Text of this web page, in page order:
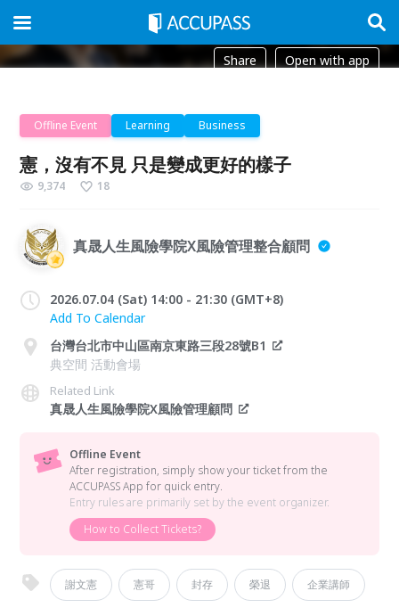
Share Open with app
Offline Event Learning Business
憲，沒有不見 只是變成更好的樣子
9,374 18
真晟人生風險學院X風險管理整合顧問
2026.07.04 (Sat) 14:00 - 21:30 (GMT+8)
Add To Calendar
台灣台北市中山區南京東路三段28號B1
典空間 活動會場
Related Link
真晟人生風險學院X風險管理顧問
Offline Event
After registration, simply show your ticket from the
ACCUPASS App for quick entry.
Entry rules are primarily set by the event organizer.
How to Collect Tickets?
謝文憲 憲哥 封存 榮退 企業講師